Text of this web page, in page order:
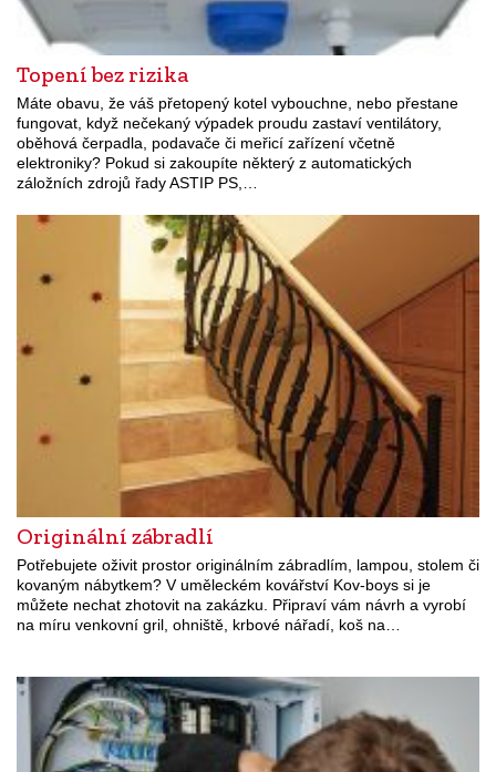
Topení bez rizika
Máte obavu, že váš přetopený kotel vybouchne, nebo přestane
fungovat, když nečekaný výpadek proudu zastaví ventilátory,
oběhová čerpadla, podavače či meřicí zařízení včetně
elektroniky? Pokud si zakoupíte některý z automatických
záložních zdrojů řady ASTIP PS,…
Originální zábradlí
Potřebujete oživit prostor originálním zábradlím, lampou, stolem či
kovaným nábytkem? V uměleckém kovářství Kov-boys si je
můžete nechat zhotovit na zakázku. Připraví vám návrh a vyrobí
na míru venkovní gril, ohniště, krbové nářadí, koš na…